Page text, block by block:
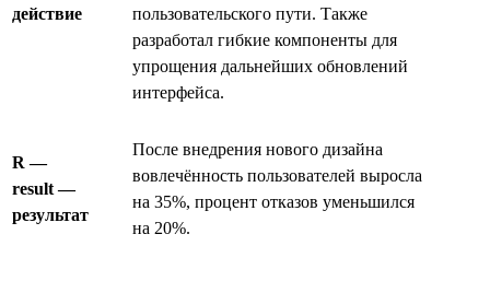
действие
пользовательского пути. Также
разработал гибкие компоненты для
упрощения дальнейших обновлений
интерфейса.
R —
result —
результат
После внедрения нового дизайна
вовлечённость пользователей выросла
на 35%, процент отказов уменьшился
на 20%.